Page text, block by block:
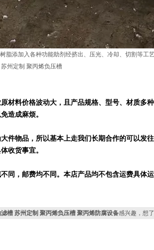
脂添加入各种功能助剂经挤出、压光、冷却、切割等工
材料价格波动大，且产品规格、型号、材质多
造成麻烦。
件物品，所以基本上走我们长期合作的可以发
收货事宜。
同，邮费均不同。本店产品均不包含运费具体
槽 苏州定制 聚丙烯负压槽 聚丙烯防腐设备感兴趣，想